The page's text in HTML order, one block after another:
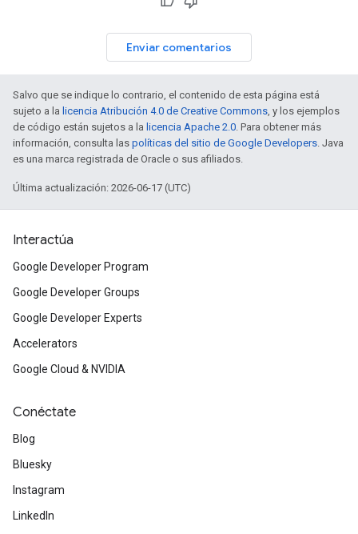
Enviar comentarios
Salvo que se indique lo contrario, el contenido de esta página está
sujeto a la licencia Atribución 4.0 de Creative Commons, y los ejemplos
de código están sujetos a la licencia Apache 2.0. Para obtener más
información, consulta las políticas del sitio de Google Developers. Java
es una marca registrada de Oracle o sus afiliados.
Última actualización: 2026-06-17 (UTC)
Interactúa
Google Developer Program
Google Developer Groups
Google Developer Experts
Accelerators
Google Cloud & NVIDIA
Conéctate
Blog
Bluesky
Instagram
LinkedIn